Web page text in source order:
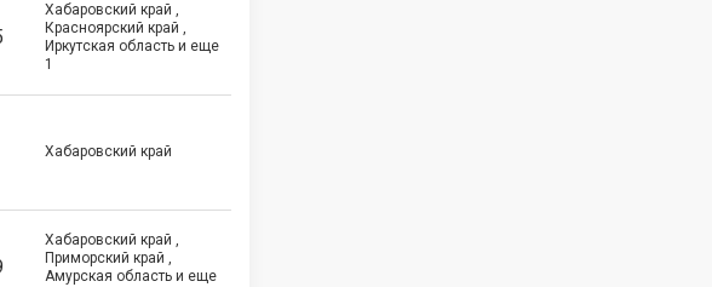
Хабаровский край ,
Красноярский край ,
Иркутская область и еще
1
Хабаровский край
Хабаровский край ,
Приморский край ,
Амурская область и еще